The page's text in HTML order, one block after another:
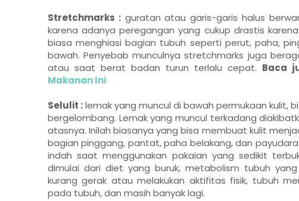
Stretchmarks :guratan atau garis-garis halus
karena adanya peregangan yang cukup drastis
biasa menghiasi bagian tubuh seperti perut, paha,
bawah. Penyebab munculnya stretchmarks juga
atau saat berat badan turun terlalu cepat. Baca
Makanan Ini
Selulit :lemak yang muncul di bawah permukaan kulit,
bergelombang. Lemak yang muncul terkadang
atasnya. Inilah biasanya yang bisa membuat kulit
bagian pinggang, pantat, paha belakang, dan
indah saat menggunakan pakaian yang sedikit
dimulai dari diet yang buruk, metabolism tubuh
kurang gerak atau melakukan aktifitas fisik, tubuh
pada tubuh, dan masih banyak lagi.